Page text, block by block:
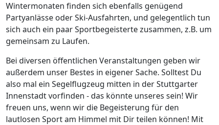
Wintermonaten finden sich ebenfalls genügend
Partyanlässe oder Ski-Ausfahrten, und gelegentlich tun
sich auch ein paar Sportbegeisterte zusammen, z.B. um
gemeinsam zu Laufen.
Bei diversen öffentlichen Veranstaltungen geben wir
außerdem unser Bestes in eigener Sache. Solltest Du
also mal ein Segelflugzeug mitten in der Stuttgarter
Innenstadt vorfinden - das könnte unseres sein! Wir
freuen uns, wenn wir die Begeisterung für den
lautlosen Sport am Himmel mit Dir teilen können! Mit